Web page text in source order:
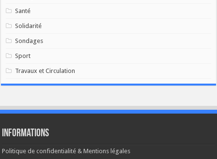
Santé
Solidarité
Sondages
Sport
Travaux et Circulation
Informations
Politique de confidentialité & Mentions légales